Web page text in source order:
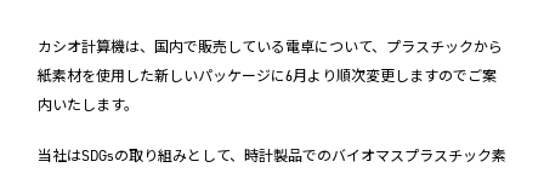
カシオ計算機は、国内で販売している電卓について、プラスチックから
紙素材を使用した新しいパッケージに6月より順次変更しますのでご案
内いたします。
当社はSDGsの取り組みとして、時計製品でのバイオマスプラスチック素